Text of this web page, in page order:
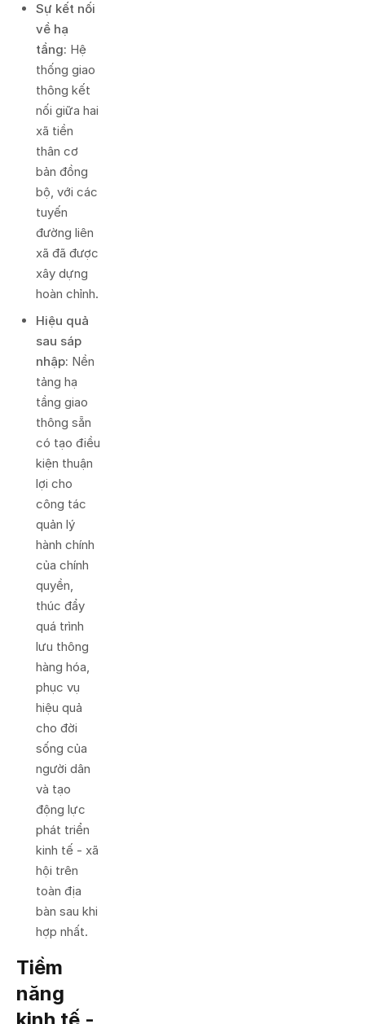
Sự kết nối
về hạ
tầng: Hệ
thống giao
thông kết
nối giữa hai
xã tiền
thân cơ
bản đồng
bộ, với các
tuyến
đường liên
xã đã được
xây dựng
hoàn chỉnh.
Hiệu quả
sau sáp
nhập: Nền
tảng hạ
tầng giao
thông sẵn
có tạo điều
kiện thuận
lợi cho
công tác
quản lý
hành chính
của chính
quyền,
thúc đẩy
quá trình
lưu thông
hàng hóa,
phục vụ
hiệu quả
cho đời
sống của
người dân
và tạo
động lực
phát triển
kinh tế - xã
hội trên
toàn địa
bàn sau khi
hợp nhất.
Tiềm
năng